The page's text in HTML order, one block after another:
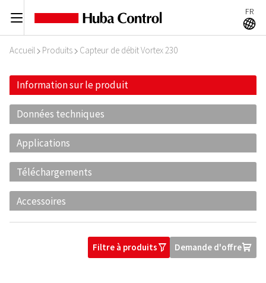
C FR
A
Accueil I Produits I Capteur de débit Vortex 230
Information sur le produit
Données techniques
Applications
Téléchargements
Accessoires
Filtre à produitsO Demande d'offreU